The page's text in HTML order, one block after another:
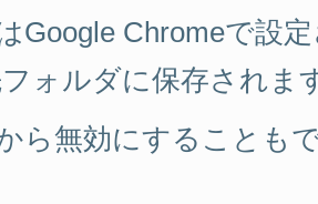
Google Chromeで設
ォルダに保存されま
ら無効にすることも